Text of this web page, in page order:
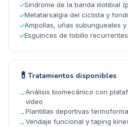
✓Síndrome de la banda iliotibial
✓Metatarsalgia del ciclista y
✓Ampollas, uñas subungueales
✓Esguinces de tobillo
💊 Tratamientos disponibles
→Análisis biomecánico con
vídeo
→Plantillas deportivas
→Vendaje funcional y taping